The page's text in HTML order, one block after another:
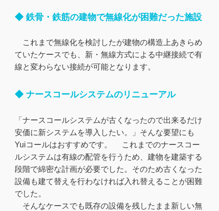
◆ 鉄骨・鉄筋の建物で無線化が困難だった施設
これまで無線化を検討したが建物の構造上あきらめ
ていたケースでも、新・無線方式による中継接続で有
線と変わらない接続が可能となります。
◆ ナースコールシステムのリニューアル
「ナースコールシステムが古くなったので出来るだけ
安価に新システムを導入したい。」そんな要望にも
Yuiコールはおすすめです。 これまでのナースコー
ルシステムは有線の配管を行うため、建物を建築する
段階で綿密な計画が必要でした。そのため古くなった
設備も建て替えを行わなければ入れ替えることが困難
でした。
そんなケースでも既存の設備を残したまま新しい無